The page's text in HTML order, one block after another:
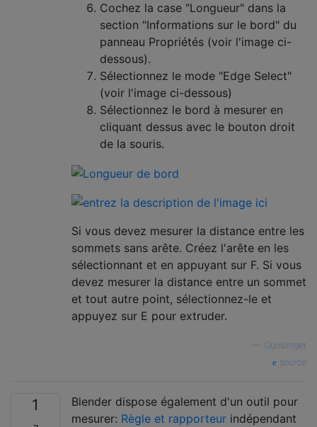
Cochez la case "Longueur" dans la
section "Informations sur le bord" du
panneau Propriétés (voir l'image ci-
dessous).
Sélectionnez le mode "Edge Select"
(voir l'image ci-dessous)
Sélectionnez le bord à mesurer en
cliquant dessus avec le bouton droit
de la souris.
Si vous devez mesurer la distance entre les
sommets sans arête. Créez l'arête en les
sélectionnant et en appuyant sur F. Si vous
devez mesurer la distance entre un sommet
et tout autre point, sélectionnez-le et
appuyez sur E pour extruder.
Gunslinger
source
1
Blender dispose également d'un outil pour
mesurer: Règle et rapporteur indépendant